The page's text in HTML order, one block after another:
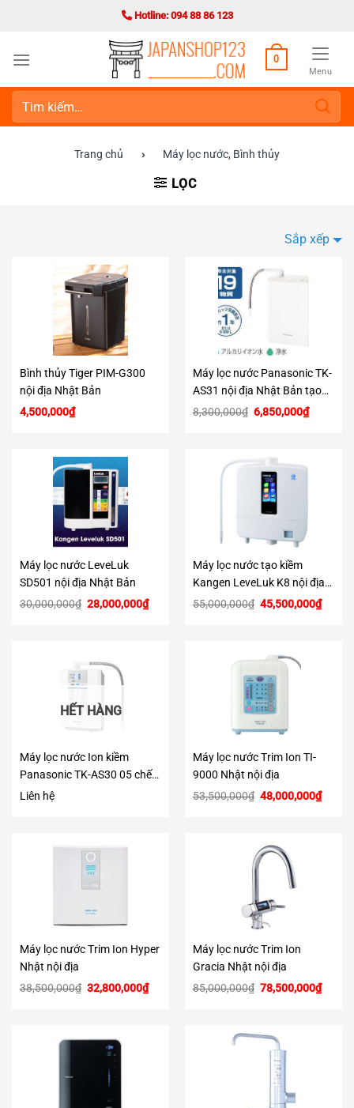
dung
Hotline: 094 88 86 123
0
Menu
Tìm
kiếm:
Trang chủ › Máy lọc nước, Bình thủy
LỌC
Sắp xếp
Bình thủy Tiger PIM-G300
nội địa Nhật Bản
4,500,000₫
Máy lọc nước Panasonic TK-
AS31 nội địa Nhật Bản tạo
nước kiềm
8,300,000₫ Giá
gốc
6,850,000₫Giá
hiện
Máy lọc nước LeveLuk
SD501 nội địa Nhật Bản
30,000,000₫ Giá
gốc
28,000,000₫Giá
hiện
Máy lọc nước tạo kiềm
Kangen LeveLuk K8 nội địa
Nhật Bản
55,000,000₫ Giá
gốc
45,500,000₫Giá
hiện
HẾT HÀNG
Máy lọc nước Ion kiềm
Panasonic TK-AS30 05 chế
độ nước pH
Liên hệ
Máy lọc nước Trim Ion TI-
9000 Nhật nội địa
53,500,000₫ Giá
gốc
48,000,000₫Giá
hiện
Máy lọc nước Trim Ion Hyper
Nhật nội địa
38,500,000₫ Giá
gốc
32,800,000₫Giá
hiện
Máy lọc nước Trim Ion
Gracia Nhật nội địa
85,000,000₫ Giá
gốc
78,500,000₫Giá
hiện